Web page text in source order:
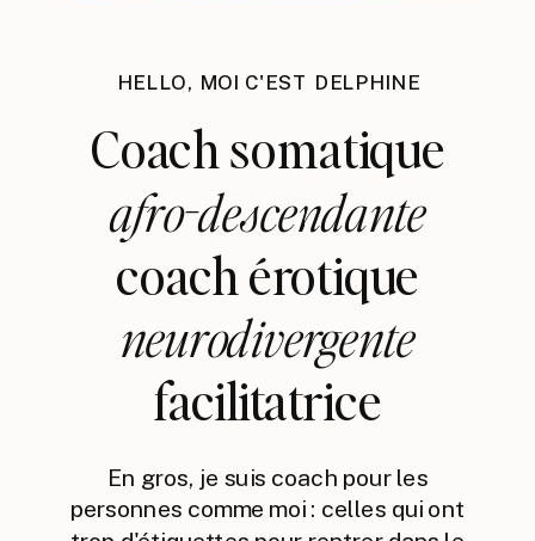
HELLO, MOI C'EST DELPHINE
Coach somatique
afro-descendante
coach érotique
neurodivergente
facilitatrice
En gros, je suis coach pour les
personnes comme moi : celles qui ont